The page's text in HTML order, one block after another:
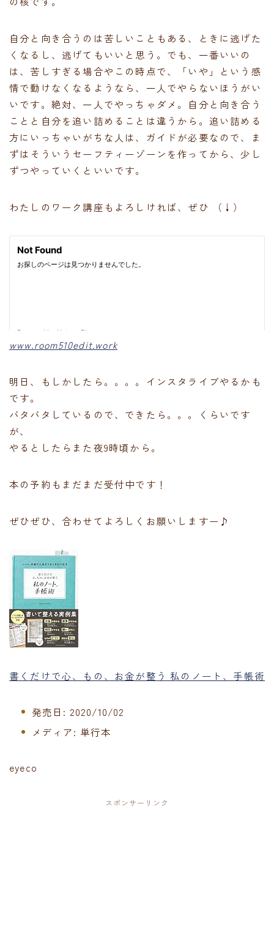
自分と向き合うのは苦しいこともある、ときに逃げた
くなるし、逃げてもいいと思う。でも、一番いいの
は、苦しすぎる場合やこの時点で、「いや」という感
情で動けなくなるようなら、一人でやらないほうがい
いです。絶対、一人でやっちゃダメ。自分と向き合う
ことと自分を追い詰めることは違うから。追い詰める
方にいっちゃいがちな人は、ガイドが必要なので、ま
ずはそういうセーフティーゾーンを作ってから、少し
ずつやっていくといいです。
わたしのワーク講座もよろしければ、ぜひ （↓）
www.room510edit.work
明日、もしかしたら。。。。インスタライブやるかも
です。
バタバタしているので、できたら。。。くらいです
が、
やるとしたらまた夜9時頃から。
本の予約もまだまだ受付中です！
ぜひぜひ、合わせてよろしくお願いしますー♪
書くだけで心、もの、お金が整う 私のノート、手帳術
発売日: 2020/10/02
メディア: 単行本
eyeco
スポンサーリンク